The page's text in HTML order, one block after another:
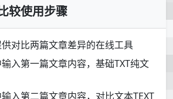
较使用步骤
对比两篇文章差异的在线工具
入第一篇文章内容，基础TXT纯文
入第二篇文章内容，对比文本TEXT